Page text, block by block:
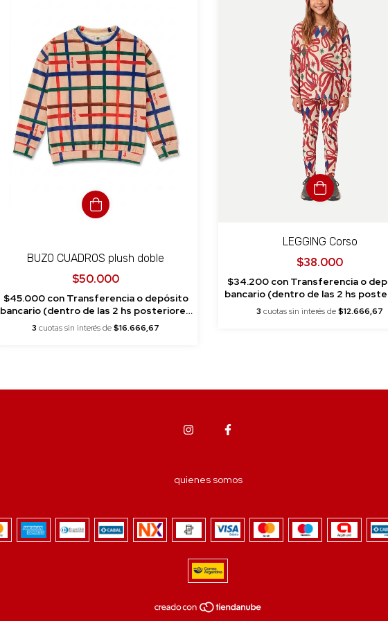
BUZO CUADROS plush doble
$50.000
$45.000 con Transferencia o depósito
bancario (dentro de las 2 hs posteriores
a la compra)
3 cuotas sin interés de$16.666,67
LEGGING Corso
$38.000
$34.200 con Transferencia o
bancario (dentro de las 2 hs posteriores
a la compra)
3 cuotas sin interés de$12.666,67
quienes somos